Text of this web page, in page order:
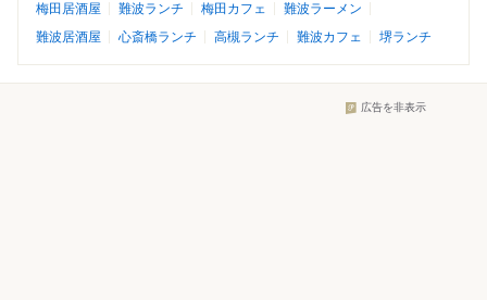
梅田居酒屋
難波ランチ 梅田カフェ
難波ラーメン
難波居酒屋
心斎橋ランチ 高槻ランチ 難波カフェ 堺ランチ
広告を非表示